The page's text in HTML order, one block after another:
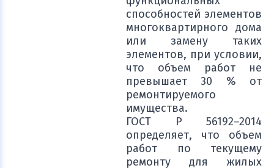
способностей элементов
многоквартирного дома
или замену таких
элементов, при условии,
что объем работ не
превышает 30 % от
ремонтируемого
имущества.
ГОСТ Р 56192–2014
определяет, что объем
работ по текущему
ремонту для жилых